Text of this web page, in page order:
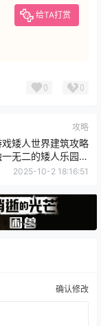
给TA打赏
0 0
攻略
矮人世界建筑攻略
一无二的矮人乐园，
享建筑创造的乐趣）
2025-10-2 18:16:51
确认修改